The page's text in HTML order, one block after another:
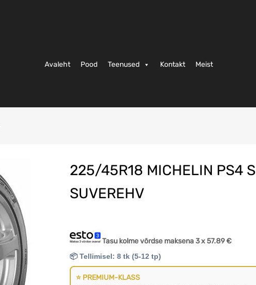
Avaleht Pood Teenused Kontakt Meist
225/45R18 MICHELIN PS4 S
SUVEREHV
Tasu kolme võrdse maksena 3 x57.89€
📦 Tellimisel: 8 tk (5-12 tp)
⭐ PREMIUM-KLASS